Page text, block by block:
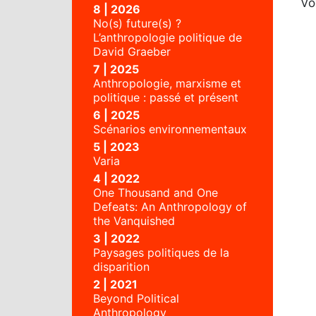
8 | 2026
No(s) future(s) ?
L’anthropologie politique de
David Graeber
7 | 2025
Anthropologie, marxisme et
politique : passé et présent
6 | 2025
Scénarios environnementaux
5 | 2023
Varia
4 | 2022
One Thousand and One
Defeats: An Anthropology of
the Vanquished
3 | 2022
Paysages politiques de la
disparition
2 | 2021
Beyond Political
Anthropology